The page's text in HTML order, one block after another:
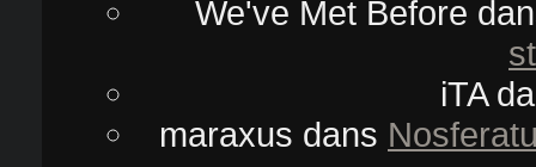
We've Met Before
iTA
maraxus dans